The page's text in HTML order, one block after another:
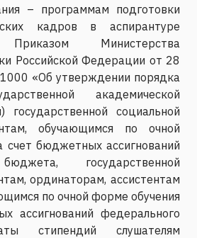
– программам подготовки
кадров в аспирантуре
Приказом Министерства
Российской Федерации от 28
«Об утверждении порядка
академической
социальной
обучающимся по очной
счет бюджетных ассигнований
государственной
ординаторам, ассистентам
по очной форме обучения
ассигнований федерального
стипендий слушателям